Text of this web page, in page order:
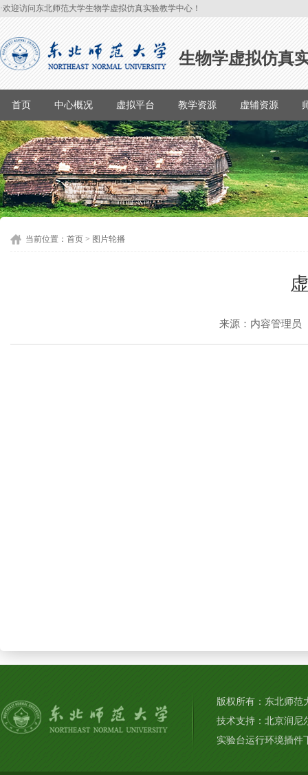
·欢迎访问东北师范大学生物学虚拟仿真实验教学中心！
生物学虚拟仿真
首页 中心概况 虚拟平台 教学资源 虚辅资源
当前位置： 首页 > 图片轮播
来源：内容管理
版权所有：东北师
技术支持：北京润尼
实验台运行环境插件